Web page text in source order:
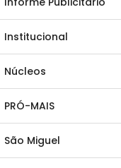
Institucional
Núcleos
PRÓ-MAIS
São Miguel